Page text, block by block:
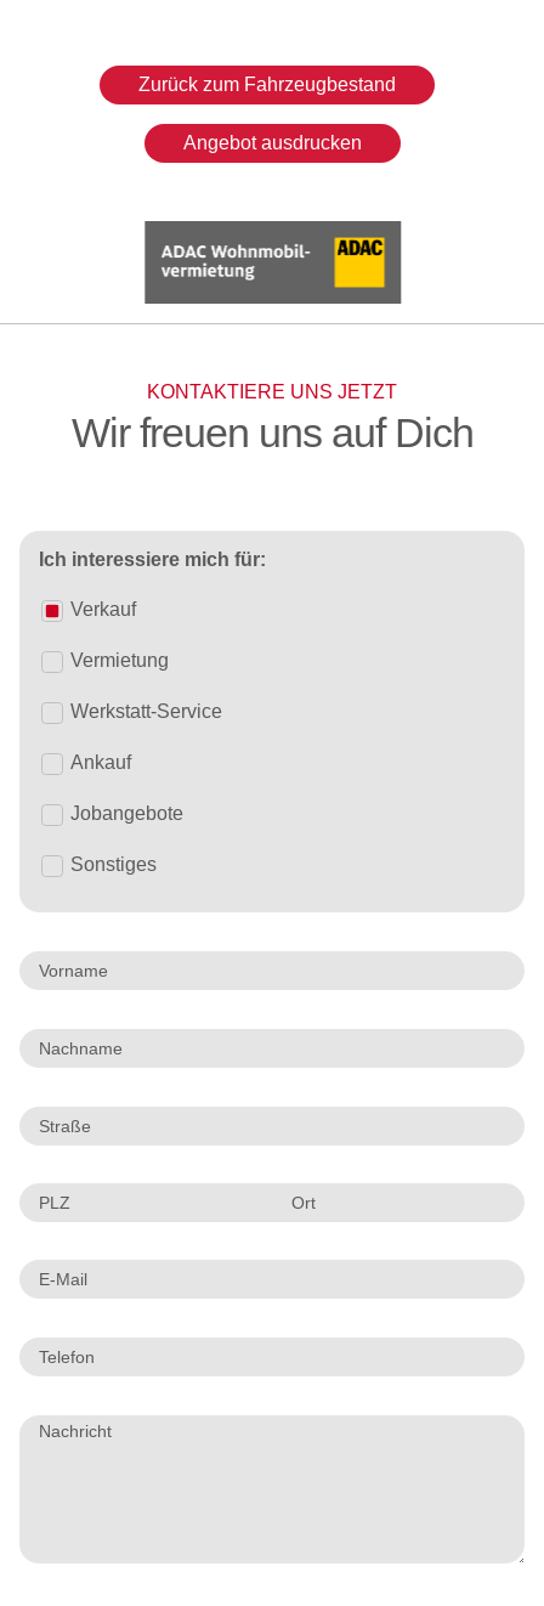
Zurück zum Fahrzeugbestand
Angebot ausdrucken
KONTAKTIERE UNS JETZT
Wir freuen uns auf Dich
Ich interessiere mich für:
Verkauf
Vermietung
Werkstatt-Service
Ankauf
Jobangebote
Sonstiges